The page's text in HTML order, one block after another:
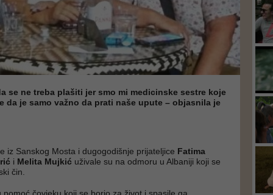
se ne treba plašiti jer smo mi medicinske sestre koje
da je samo važno da prati naše upute – objasnila je
iz Sanskog Mosta i dugogodišnje prijateljice Fatima
i Melita Mujkić uživale su na odmoru u Albaniji koji se
čin.